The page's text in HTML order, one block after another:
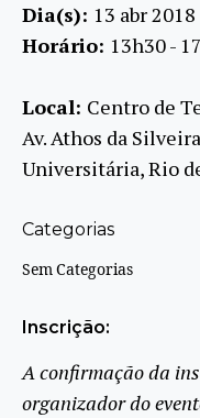
Dia(s): 13 abr 2018
Horário: 13h30 -
Local: Centro de
Av. Athos da
Universitária, Rio
Categorias
Sem Categorias
Inscrição:
A confirmação da
organizador do